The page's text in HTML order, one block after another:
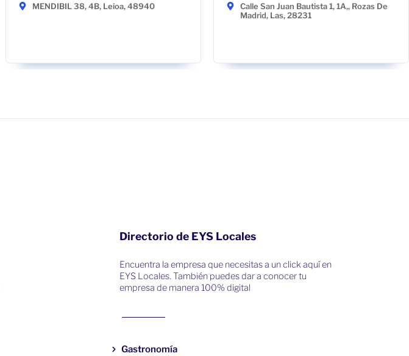
MENDIBIL 38, 4B, Leioa, 48940
Calle San Juan Bautista 1, 1A,, Rozas De
Madrid, Las, 28231
Directorio de EYS Locales
Encuentra la empresa que necesitas a un click aquí en
EYS Locales. También puedes dar a conocer tu
empresa de manera 100% digital
Gastronomía